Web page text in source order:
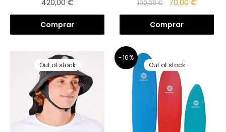
420,00 €
Comprar
100,00€ 70,00 €
Comprar
Out of stock
-16%
Out of stock